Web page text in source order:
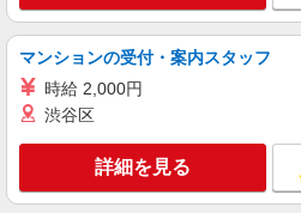
キープ
派遣社員
株式会社kotrio /●SW-H2-2077303
仙川駅▼シニアマ
否確認など
時給1650円〜
マンションの受付・案内スタッフ
時給 2,000円
渋谷区
詳細を見る